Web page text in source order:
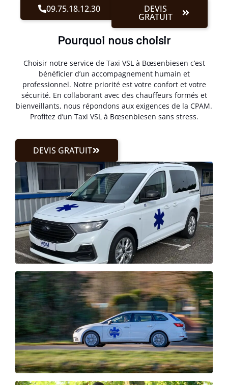
09.75.18.12.30 DEVIS
GRATUIT
Pourquoi nous choisir
Choisir notre service de Taxi VSL à Bœsenbiesen c’est
bénéficier d’un accompagnement humain et
professionnel. Notre priorité est votre confort et votre
sécurité. En collaborant avec des chauffeurs formés et
bienveillants, nous répondons aux exigences de la CPAM.
Profitez d’un Taxi VSL à Bœsenbiesen sans stress.
DEVIS GRATUIT